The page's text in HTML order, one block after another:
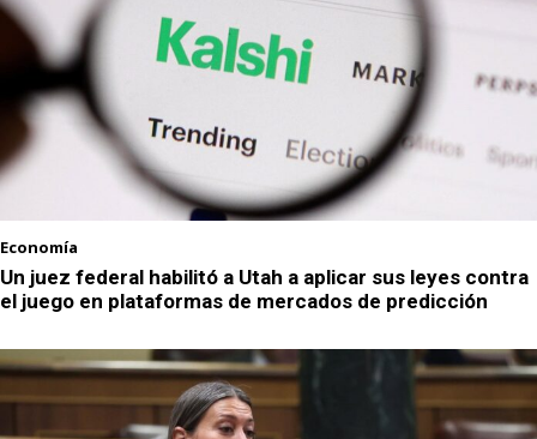
Economía
Un juez federal habilitó a Utah a aplicar sus leyes contra
el juego en plataformas de mercados de predicción